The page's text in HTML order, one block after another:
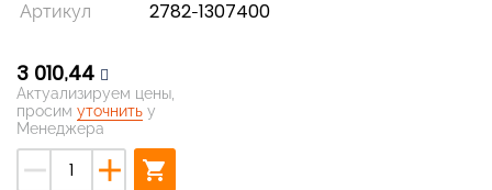
Артикул 2782-1307400
3 010,44
Актуализируем цены,
просим уточнить у
Менеджера
remove add shopping_cart